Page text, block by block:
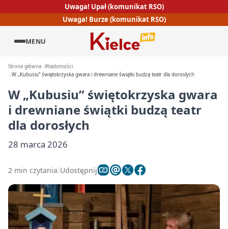
Uwaga! Upał (komunikat RSO)
Uwaga! Burze (komunikat RSO)
MENU
Strona główna Wiadomości
W „Kubusiu” świętokrzyska gwara i drewniane świątki budzą teatr dla dorosłych
W „Kubusiu” świętokrzyska gwara
i drewniane świątki budzą teatr
dla dorosłych
28 marca 2026
2 min czytania Udostępnij